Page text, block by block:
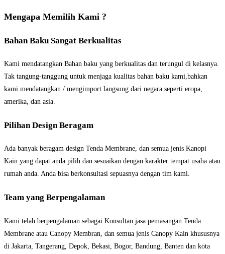
Mengapa Memilih Kami ?
Bahan Baku Sangat Berkualitas
Kami mendatangkan Bahan baku yang berkualitas dan terungul di kelasnya.
Tak tangung-tanggung untuk menjaga kualitas bahan baku kami,bahkan
kami mendatangkan / mengimport langsung dari negara seperti eropa,
amerika, dan asia.
Pilihan Design Beragam
Ada banyak beragam design Tenda Membrane, dan semua jenis Kanopi
Kain yang dapat anda pilih dan sesuaikan dengan karakter tempat usaha atau
rumah anda. Anda bisa berkonsultasi sepuasnya dengan tim kami.
Team yang Berpengalaman
Kami telah berpengalaman sebagai Konsultan jasa pemasangan Tenda
Membrane atau Canopy Membran, dan semua jenis Canopy Kain khususnya
di Jakarta, Tangerang, Depok, Bekasi, Bogor, Bandung, Banten dan kota